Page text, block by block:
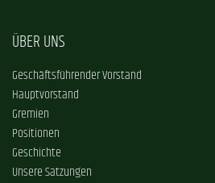
ÜBER UNS
Geschäftsführender Vorstand
Hauptvorstand
Gremien
Positionen
Geschichte
Unsere Satzungen